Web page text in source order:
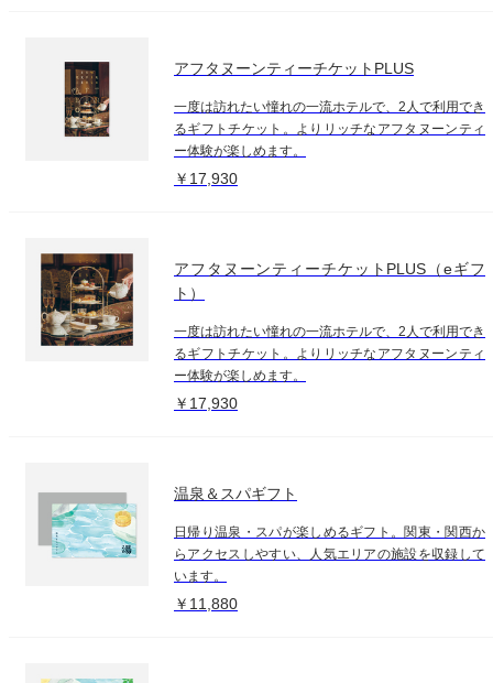
アフタヌーンティーチケットPLUS
一度は訪れたい憧れの一流ホテルで、2人で利用でき
るギフトチケット。よりリッチなアフタヌーンティ
ー体験が楽しめます。
￥17,930
アフタヌーンティーチケットPLUS（eギフ
ト）
一度は訪れたい憧れの一流ホテルで、2人で利用でき
るギフトチケット。よりリッチなアフタヌーンティ
ー体験が楽しめます。
￥17,930
温泉＆スパギフト
日帰り温泉・スパが楽しめるギフト。関東・関西か
らアクセスしやすい、人気エリアの施設を収録して
います。
￥11,880